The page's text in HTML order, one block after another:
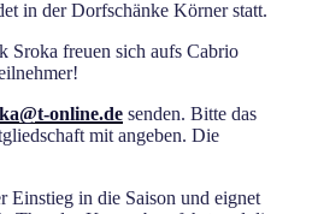
in der Dorfschänke Körner statt.
Sroka freuen sich aufs Cabrio
online.de senden. Bitte das
mit angeben. Die
Einstieg in die Saison und eignet